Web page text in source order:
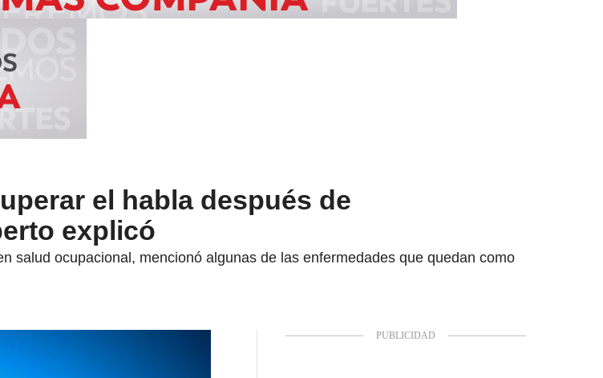
el habla después de
explicó
salud ocupacional, mencionó algunas de las enfermedades que quedan como